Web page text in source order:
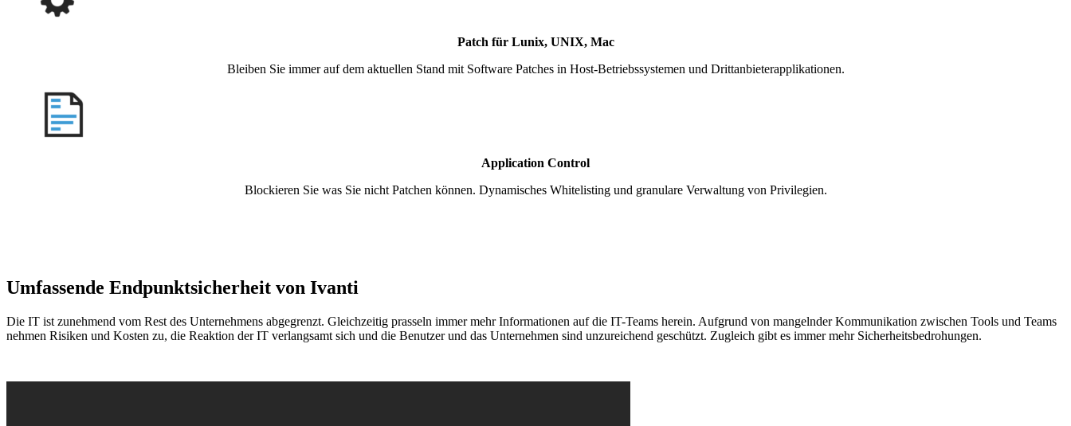
Patch für Lunix, UNIX, Mac
Bleiben Sie immer auf dem aktuellen Stand mit Software Patches in Host-Betriebssystemen und Drittanbieterapplikationen.
Application Control
Blockieren Sie was Sie nicht Patchen können. Dynamisches Whitelisting und granulare Verwaltung von Privilegien.
Umfassende Endpunktsicherheit von Ivanti
Die IT ist zunehmend vom Rest des Unternehmens abgegrenzt. Gleichzeitig prasseln immer mehr Informationen auf die IT-Teams herein. Aufgrund von mangelnder Kommunikation zwischen Tools und Teams
nehmen Risiken und Kosten zu, die Reaktion der IT verlangsamt sich und die Benutzer und das Unternehmen sind unzureichend geschützt. Zugleich gibt es immer mehr Sicherheitsbedrohungen.